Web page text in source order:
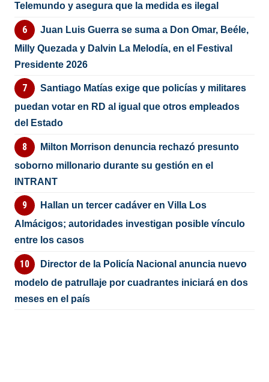
Telemundo y asegura que la medida es ilegal
Juan Luis Guerra se suma a Don Omar, Beéle,
Milly Quezada y Dalvin La Melodía, en el Festival
Presidente 2026
Santiago Matías exige que policías y militares
puedan votar en RD al igual que otros empleados
del Estado
Milton Morrison denuncia rechazó presunto
soborno millonario durante su gestión en el
INTRANT
Hallan un tercer cadáver en Villa Los
Almácigos; autoridades investigan posible vínculo
entre los casos
Director de la Policía Nacional anuncia nuevo
modelo de patrullaje por cuadrantes iniciará en dos
meses en el país